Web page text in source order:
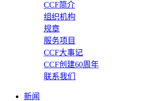
CCF简介
组织机构
规章
服务项目
CCF大事记
CCF创建60周年
联系我们
新闻